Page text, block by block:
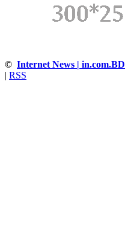
© Internet News | in.com.BD
| RSS